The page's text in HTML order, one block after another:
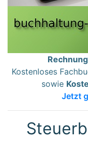
Kostenloses
sowie
Jetzt